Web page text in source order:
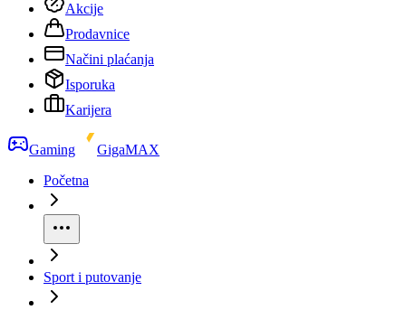
Akcije
Prodavnice
Načini plaćanja
Isporuka
Karijera
Gaming
GigaMAX
Početna
Sport i putovanje